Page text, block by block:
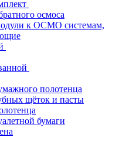
осмоса
к ОСМО системам,
полотенца
щёток и пасты
бумаги